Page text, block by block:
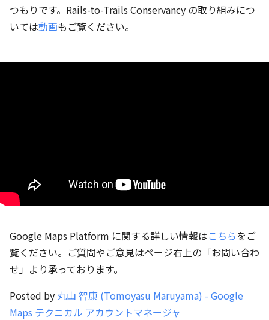
つもりです。Rails-to-Trails Conservancy の取り組みにつ
いては動画もご覧ください。
Google Maps Platform に関する詳しい情報はこちらをご
覧ください。ご質問やご意見はページ右上の「お問い合わ
せ」より承っております。
Posted by 丸山 智康 (Tomoyasu Maruyama) - Google
Maps テクニカル アカウントマネージャ